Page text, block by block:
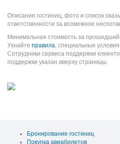
Описания гостиниц, фото и список
ответственности за возможное
Минимальная стоимость за
Узнайте правила, специальные
Сотрудники сервиса поддержки
поддержки указан вверху страницы.
Бронирование гостиниц
Покупка авиабилетов